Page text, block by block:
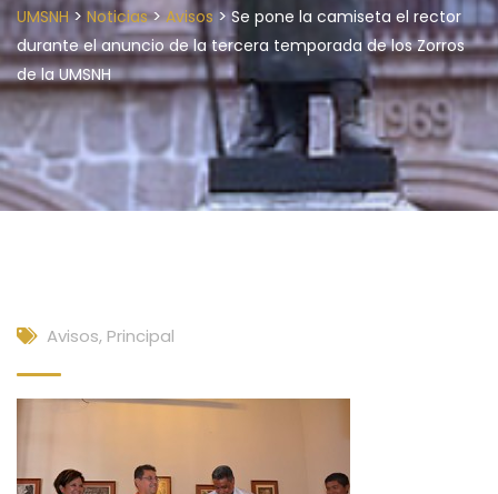
UMSNH> Noticias>Avisos>Se pone la camiseta el rector
durante el anuncio de la tercera temporada de los Zorros
de la UMSNH
Avisos, Principal